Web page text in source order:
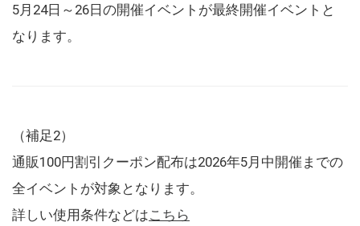
5月24日～26日の開催イベントが最終開催イベントと
なります。
（補足2）
通販100円割引クーポン配布は2026年5月中開催までの
全イベントが対象となります。
詳しい使用条件などはこちら